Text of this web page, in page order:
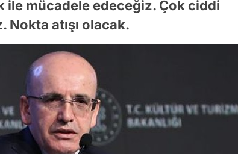
ile mücadele edeceğiz. Çok ciddi
Nokta atışı olacak.